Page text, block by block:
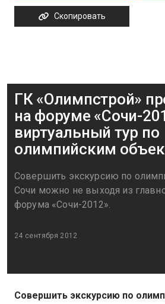
Скопировать
ГК «Олимпстрой»
на форуме «Сочи-
виртуальный тур по
олимпийским
Совершить экскурсию по
Сочи можно не выходя из
форума «Сочи-2012».
24 сентября 2012
Совершить экскурсию по